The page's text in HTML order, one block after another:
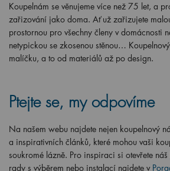
Koupelnám se věnujeme více než 75 let, a
zařizování jako doma. Ať už zařizujete
prostornou pro všechny členy v domácnosti
netypickou se zkosenou stěnou…
malíčku, a to od materiálů až po design.
Ptejte se, my odpovíme
Na našem webu najdete nejen koupelnový
a inspirativních článků, které mohou vaši
soukromé lázně. Pro inspiraci si otevřete náš
rady s výběrem nebo instalací najdete v